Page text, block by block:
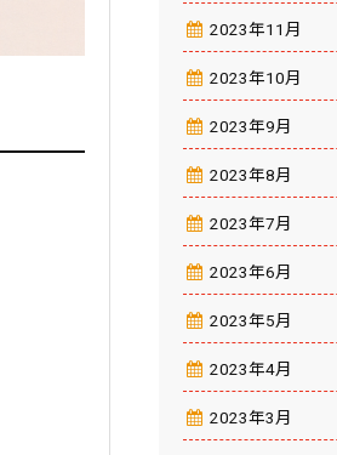
2023年11月
2023年10月
2023年9月
2023年8月
2023年7月
2023年6月
2023年5月
2023年4月
2023年3月